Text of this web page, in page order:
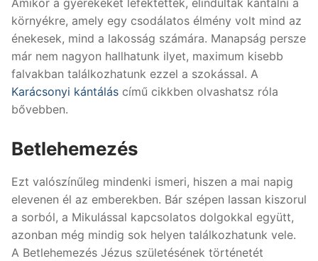
környékre, amely egy csodálatos élmény volt mind az
énekesek, mind a lakosság számára. Manapság persze
már nem nagyon hallhatunk ilyet, maximum kisebb
falvakban találkozhatunk ezzel a szokással. A
Karácsonyi kántálás című cikkben olvashatsz róla
bővebben.
Betlehemezés
Ezt valószínűleg mindenki ismeri, hiszen a mai napig
elevenen él az emberekben. Bár szépen lassan kiszorul
a sorból, a Mikulással kapcsolatos dolgokkal együtt,
azonban még mindig sok helyen találkozhatunk vele.
A Betlehemezés Jézus születésének történetét